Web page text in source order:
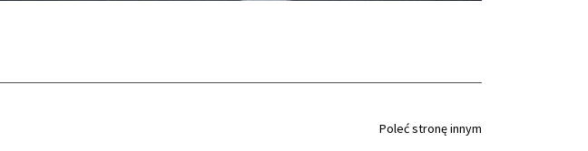
Poleć stronę innym